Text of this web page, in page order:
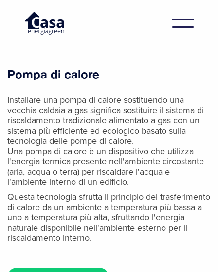
Pompa di calore
Installare una pompa di calore sostituendo una
vecchia caldaia a gas significa sostituire il sistema di
riscaldamento tradizionale alimentato a gas con un
sistema più efficiente ed ecologico basato sulla
tecnologia delle pompe di calore.
Una pompa di calore è un dispositivo che utilizza
l'energia termica presente nell'ambiente circostante
(aria, acqua o terra) per riscaldare l'acqua e
l'ambiente interno di un edificio.
Questa tecnologia sfrutta il principio del trasferimento
di calore da un ambiente a temperatura più bassa a
uno a temperatura più alta, sfruttando l'energia
naturale disponibile nell'ambiente esterno per il
riscaldamento interno.